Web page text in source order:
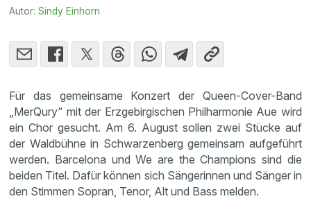
Autor:Sindy Einhorn
Für das gemeinsame Konzert der Queen-Cover-Band
„MerQury“ mit der Erzgebirgischen Philharmonie Aue wird
ein Chor gesucht. Am 6. August sollen zwei Stücke auf
der Waldbühne in Schwarzenberg gemeinsam aufgeführt
werden. Barcelona und We are the Champions sind die
beiden Titel. Dafür können sich Sängerinnen und Sänger in
den Stimmen Sopran, Tenor, Alt und Bass melden.